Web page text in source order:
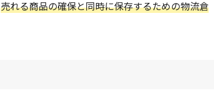
売れる商品の確保と同時に保存するための物流倉